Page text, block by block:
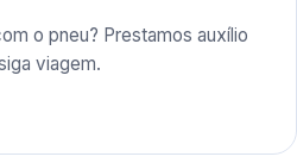
o pneu? Prestamos auxílio
viagem.